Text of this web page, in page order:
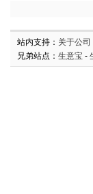
站内支持： 关于公司
兄弟站点： 生意宝 -